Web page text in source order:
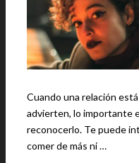
Cuando una relación
advierten, lo importante
reconocerlo. Te puede interesar Saciedad, la clave para no
comer de más ni …